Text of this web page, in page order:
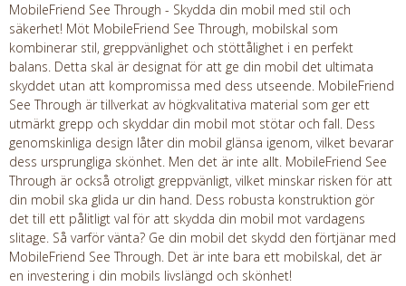
MobileFriend See Through - Skydda din mobil med stil och
säkerhet! Möt MobileFriend See Through, mobilskal som
kombinerar stil, greppvänlighet och stöttålighet i en perfekt
balans. Detta skal är designat för att ge din mobil det ultimata
skyddet utan att kompromissa med dess utseende. MobileFriend
See Through är tillverkat av högkvalitativa material som ger ett
utmärkt grepp och skyddar din mobil mot stötar och fall. Dess
genomskinliga design låter din mobil glänsa igenom, vilket bevarar
dess ursprungliga skönhet. Men det är inte allt. MobileFriend See
Through är också otroligt greppvänligt, vilket minskar risken för att
din mobil ska glida ur din hand. Dess robusta konstruktion gör
det till ett pålitligt val för att skydda din mobil mot vardagens
slitage. Så varför vänta? Ge din mobil det skydd den förtjänar med
MobileFriend See Through. Det är inte bara ett mobilskal, det är
en investering i din mobils livslängd och skönhet!